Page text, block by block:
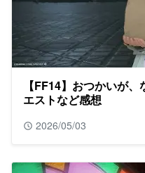
【FF14】おつかいが
エストなど感想
2026/05/03